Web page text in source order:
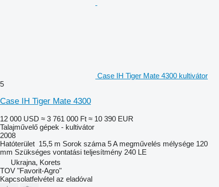
Case IH Tiger Mate 4300 kultivátor
5
Case IH Tiger Mate 4300
12 000 USD ≈ 3 761 000 Ft ≈ 10 390 EUR
Talajművelő gépek - kultivátor
2008
Hatóterület 15,5 m Sorok száma 5A megművelés mélysége 120
mm Szükséges vontatási teljesítmény 240 LE
Ukrajna, Korets
TOV "Favorit-Agro"
Kapcsolatfelvétel az eladóval